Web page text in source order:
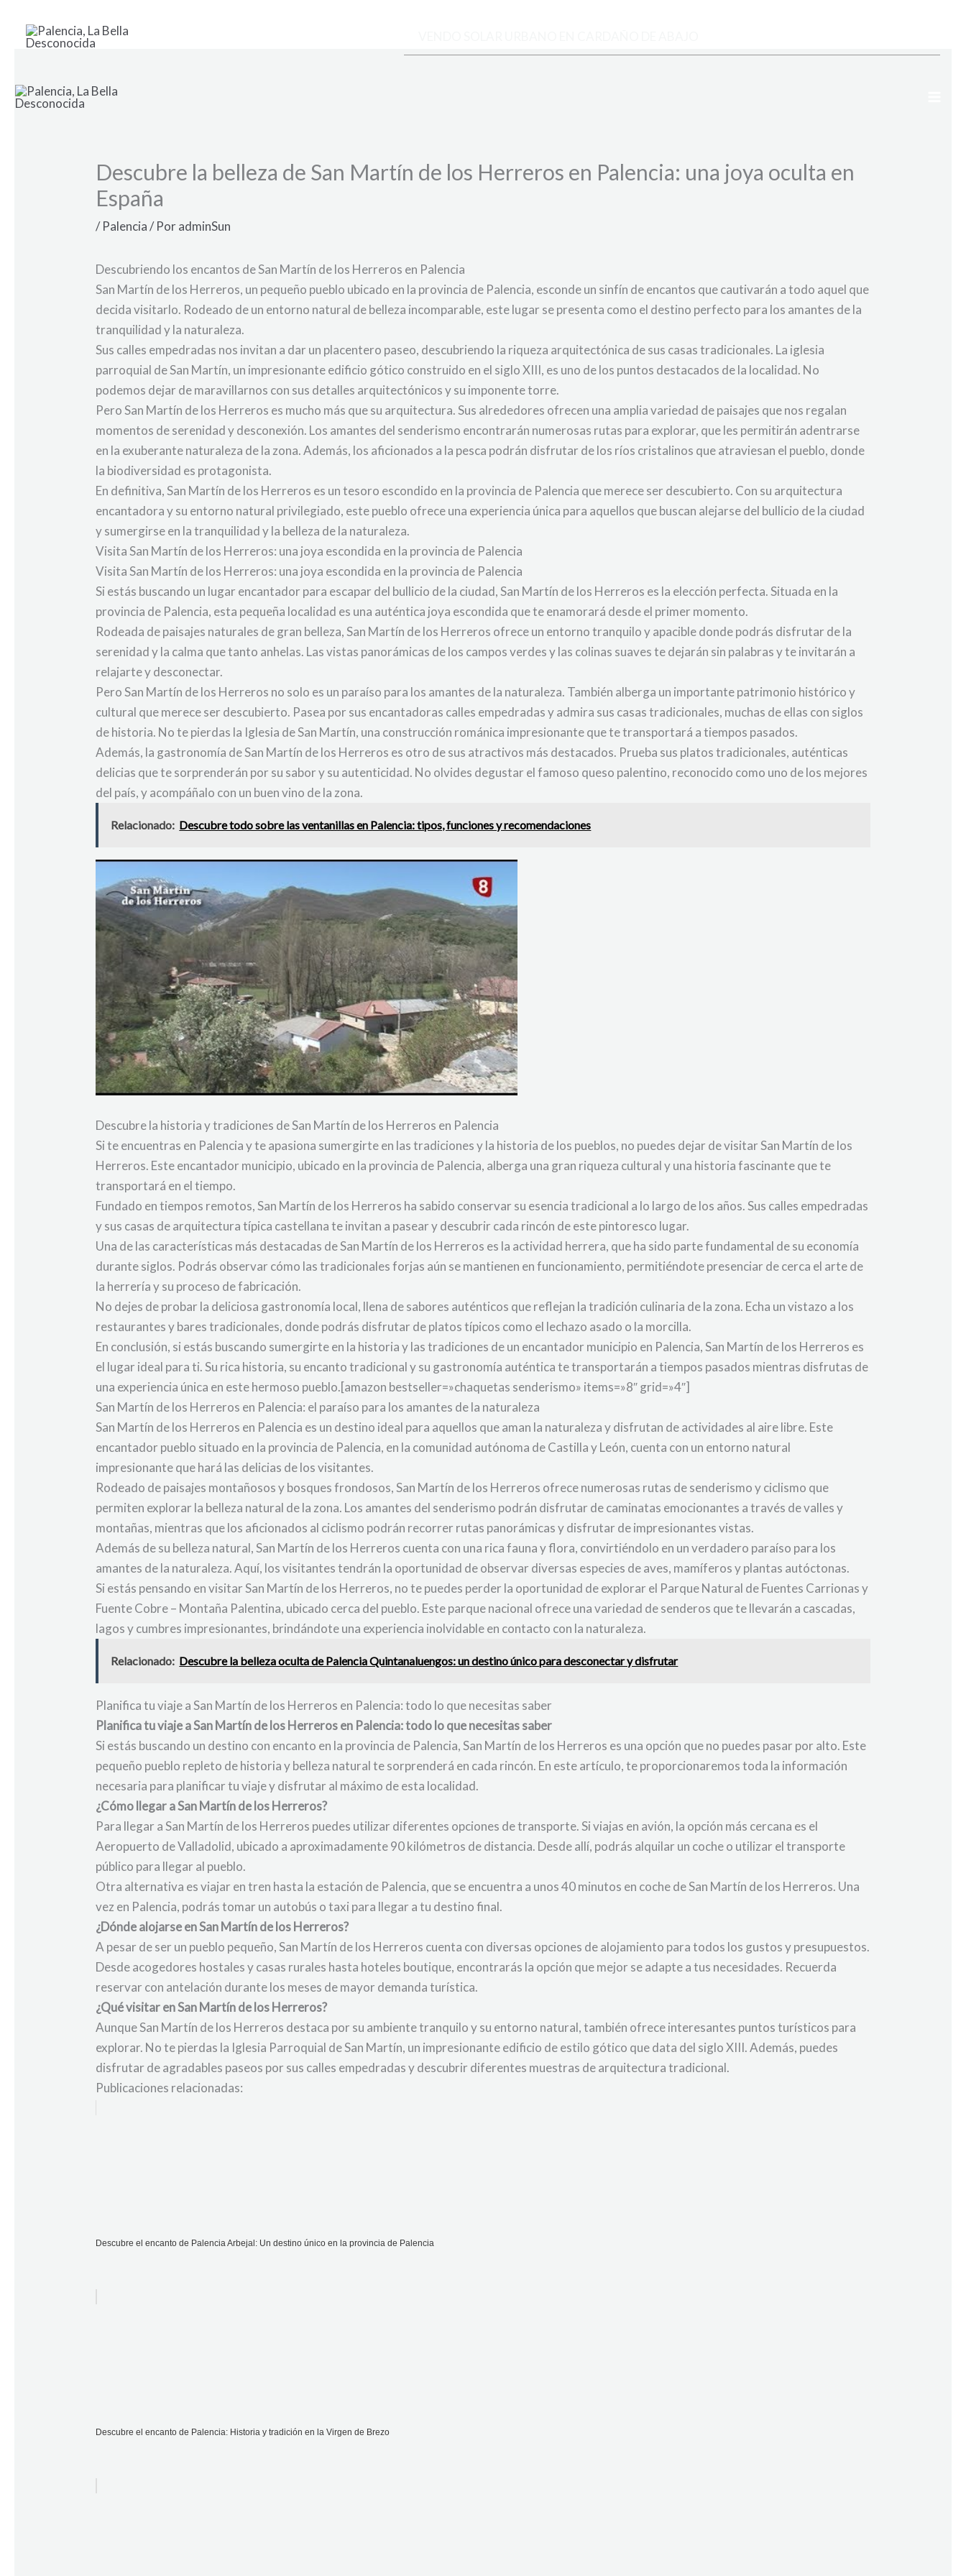
contenido
Descubre la belleza de San Martín de los Herreros en Palencia: una joya oculta en
España
/Palencia/ PoradminSun
Descubriendo los encantos de San Martín de los Herreros en Palencia
San Martín de los Herreros, un pequeño pueblo ubicado en la provincia de Palencia, esconde un sinfín de encantos que cautivarán a todo aquel que
decida visitarlo. Rodeado de un entorno natural de belleza incomparable, este lugar se presenta como el destino perfecto para los amantes de la
tranquilidad y la naturaleza.
Sus calles empedradas nos invitan a dar un placentero paseo, descubriendo la riqueza arquitectónica de sus casas tradicionales. La iglesia
parroquial de San Martín, un impresionante edificio gótico construido en el siglo XIII, es uno de los puntos destacados de la localidad. No
podemos dejar de maravillarnos con sus detalles arquitectónicos y su imponente torre.
Pero San Martín de los Herreros es mucho más que su arquitectura. Sus alrededores ofrecen una amplia variedad de paisajes que nos regalan
momentos de serenidad y desconexión. Los amantes del senderismo encontrarán numerosas rutas para explorar, que les permitirán adentrarse
en la exuberante naturaleza de la zona. Además, los aficionados a la pesca podrán disfrutar de los ríos cristalinos que atraviesan el pueblo, donde
la biodiversidad es protagonista.
En definitiva, San Martín de los Herreros es un tesoro escondido en la provincia de Palencia que merece ser descubierto. Con su arquitectura
encantadora y su entorno natural privilegiado, este pueblo ofrece una experiencia única para aquellos que buscan alejarse del bullicio de la ciudad
y sumergirse en la tranquilidad y la belleza de la naturaleza.
Visita San Martín de los Herreros: una joya escondida en la provincia de Palencia
Visita San Martín de los Herreros: una joya escondida en la provincia de Palencia
Si estás buscando un lugar encantador para escapar del bullicio de la ciudad, San Martín de los Herreros es la elección perfecta. Situada en la
provincia de Palencia, esta pequeña localidad es una auténtica joya escondida que te enamorará desde el primer momento.
Rodeada de paisajes naturales de gran belleza, San Martín de los Herreros ofrece un entorno tranquilo y apacible donde podrás disfrutar de la
serenidad y la calma que tanto anhelas. Las vistas panorámicas de los campos verdes y las colinas suaves te dejarán sin palabras y te invitarán a
relajarte y desconectar.
Pero San Martín de los Herreros no solo es un paraíso para los amantes de la naturaleza. También alberga un importante patrimonio histórico y
cultural que merece ser descubierto. Pasea por sus encantadoras calles empedradas y admira sus casas tradicionales, muchas de ellas con siglos
de historia. No te pierdas la Iglesia de San Martín, una construcción románica impresionante que te transportará a tiempos pasados.
Además, la gastronomía de San Martín de los Herreros es otro de sus atractivos más destacados. Prueba sus platos tradicionales, auténticas
delicias que te sorprenderán por su sabor y su autenticidad. No olvides degustar el famoso queso palentino, reconocido como uno de los mejores
del país, y acompáñalo con un buen vino de la zona.
Relacionado: Descubre todo sobre las ventanillas en Palencia: tipos, funciones y recomendaciones
Descubre la historia y tradiciones de San Martín de los Herreros en Palencia
Si te encuentras en Palencia y te apasiona sumergirte en las tradiciones y la historia de los pueblos, no puedes dejar de visitar San Martín de los
Herreros. Este encantador municipio, ubicado en la provincia de Palencia, alberga una gran riqueza cultural y una historia fascinante que te
transportará en el tiempo.
Fundado en tiempos remotos, San Martín de los Herreros ha sabido conservar su esencia tradicional a lo largo de los años. Sus calles empedradas
y sus casas de arquitectura típica castellana te invitan a pasear y descubrir cada rincón de este pintoresco lugar.
Una de las características más destacadas de San Martín de los Herreros es la actividad herrera, que ha sido parte fundamental de su economía
durante siglos. Podrás observar cómo las tradicionales forjas aún se mantienen en funcionamiento, permitiéndote presenciar de cerca el arte de
la herrería y su proceso de fabricación.
No dejes de probar la deliciosa gastronomía local, llena de sabores auténticos que reflejan la tradición culinaria de la zona. Echa un vistazo a los
restaurantes y bares tradicionales, donde podrás disfrutar de platos típicos como el lechazo asado o la morcilla.
En conclusión, si estás buscando sumergirte en la historia y las tradiciones de un encantador municipio en Palencia, San Martín de los Herreros es
el lugar ideal para ti. Su rica historia, su encanto tradicional y su gastronomía auténtica te transportarán a tiempos pasados mientras disfrutas de
una experiencia única en este hermoso pueblo.[amazon bestseller=»chaquetas senderismo» items=»8″ grid=»4″]
San Martín de los Herreros en Palencia: el paraíso para los amantes de la naturaleza
San Martín de los Herreros en Palencia es un destino ideal para aquellos que aman la naturaleza y disfrutan de actividades al aire libre. Este
encantador pueblo situado en la provincia de Palencia, en la comunidad autónoma de Castilla y León, cuenta con un entorno natural
impresionante que hará las delicias de los visitantes.
Rodeado de paisajes montañosos y bosques frondosos, San Martín de los Herreros ofrece numerosas rutas de senderismo y ciclismo que
permiten explorar la belleza natural de la zona. Los amantes del senderismo podrán disfrutar de caminatas emocionantes a través de valles y
montañas, mientras que los aficionados al ciclismo podrán recorrer rutas panorámicas y disfrutar de impresionantes vistas.
Además de su belleza natural, San Martín de los Herreros cuenta con una rica fauna y flora, convirtiéndolo en un verdadero paraíso para los
amantes de la naturaleza. Aquí, los visitantes tendrán la oportunidad de observar diversas especies de aves, mamíferos y plantas autóctonas.
Si estás pensando en visitar San Martín de los Herreros, no te puedes perder la oportunidad de explorar el Parque Natural de Fuentes Carrionas y
Fuente Cobre – Montaña Palentina, ubicado cerca del pueblo. Este parque nacional ofrece una variedad de senderos que te llevarán a cascadas,
lagos y cumbres impresionantes, brindándote una experiencia inolvidable en contacto con la naturaleza.
Relacionado: Descubre la belleza oculta de Palencia Quintanaluengos: un destino único para desconectar y disfrutar
Planifica tu viaje a San Martín de los Herreros en Palencia: todo lo que necesitas saber
Planifica tu viaje a San Martín de los Herreros en Palencia: todo lo que necesitas saber
Si estás buscando un destino con encanto en la provincia de Palencia, San Martín de los Herreros es una opción que no puedes pasar por alto. Este
pequeño pueblo repleto de historia y belleza natural te sorprenderá en cada rincón. En este artículo, te proporcionaremos toda la información
necesaria para planificar tu viaje y disfrutar al máximo de esta localidad.
¿Cómo llegar a San Martín de los Herreros?
Para llegar a San Martín de los Herreros puedes utilizar diferentes opciones de transporte. Si viajas en avión, la opción más cercana es el
Aeropuerto de Valladolid, ubicado a aproximadamente 90 kilómetros de distancia. Desde allí, podrás alquilar un coche o utilizar el transporte
público para llegar al pueblo.
Otra alternativa es viajar en tren hasta la estación de Palencia, que se encuentra a unos 40 minutos en coche de San Martín de los Herreros. Una
vez en Palencia, podrás tomar un autobús o taxi para llegar a tu destino final.
¿Dónde alojarse en San Martín de los Herreros?
A pesar de ser un pueblo pequeño, San Martín de los Herreros cuenta con diversas opciones de alojamiento para todos los gustos y presupuestos.
Desde acogedores hostales y casas rurales hasta hoteles boutique, encontrarás la opción que mejor se adapte a tus necesidades. Recuerda
reservar con antelación durante los meses de mayor demanda turística.
¿Qué visitar en San Martín de los Herreros?
Aunque San Martín de los Herreros destaca por su ambiente tranquilo y su entorno natural, también ofrece interesantes puntos turísticos para
explorar. No te pierdas la Iglesia Parroquial de San Martín, un impresionante edificio de estilo gótico que data del siglo XIII. Además, puedes
disfrutar de agradables paseos por sus calles empedradas y descubrir diferentes muestras de arquitectura tradicional.
Publicaciones relacionadas:
Descubre el encanto de Palencia Arbejal: Un destino único en la provincia de Palencia
Descubre el encanto de Palencia: Historia y tradición en la Virgen de Brezo